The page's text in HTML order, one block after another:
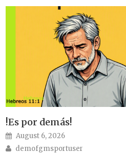
!Es por demás!
Posted on
August 6, 2026
Author
demofgmsportuser